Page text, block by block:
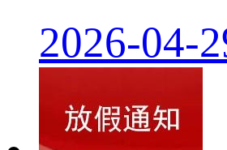
2026-04-